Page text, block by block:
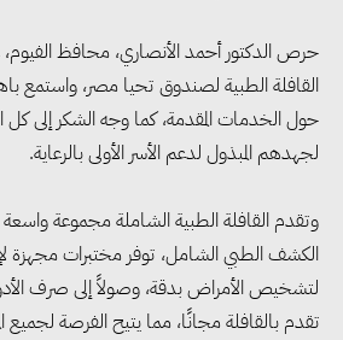
حرص الدكتور أحمد الأنصاري، محافظ الفيوم،
القافلة الطبية لصندوق تحيا مصر، واستمع
حول الخدمات المقدمة، كما وجه الشكر إلى كل
لجهدهم المبذول لدعم الأسر الأولى بالرعاية.
وتقدم القافلة الطبية الشاملة مجموعة
الكشف الطبي الشامل، توفر مختبرات مجهزة
لتشخيص الأمراض بدقة، وصولاً إلى صرف
تقدم بالقافلة مجانًا، مما يتيح الفرصة لجميع